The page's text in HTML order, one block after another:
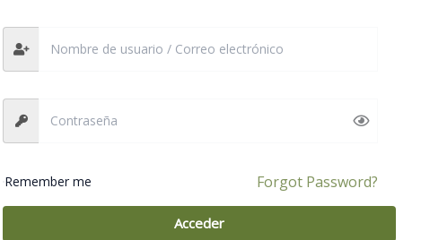
Remember me Forgot Password?
Acceder